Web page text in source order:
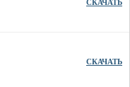
СКАЧАТЬ
СКАЧАТЬ